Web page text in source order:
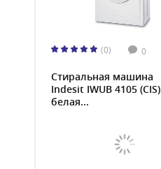
(0) 0
Стиральная машина
Indesit IWUB 4105 (CIS)
белая...